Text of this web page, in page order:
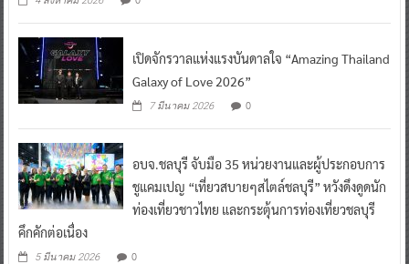
เปิดจักรวาลแห่งแรงบันดาลใจ “Amazing Thailand
Galaxy of Love 2026”
7 มีนาคม 2026 0
อบจ.ชลบุรี จับมือ 35 หน่วยงานและผู้ประกอบการ
ชูแคมเปญ “เที่ยวสบายๆสไตล์ชลบุรี” หวังดึงดูดนัก
ท่องเที่ยวชาวไทย และกระตุ้นการท่องเที่ยวชลบุรี
คึกคักต่อเนื่อง
5 มีนาคม 2026 0